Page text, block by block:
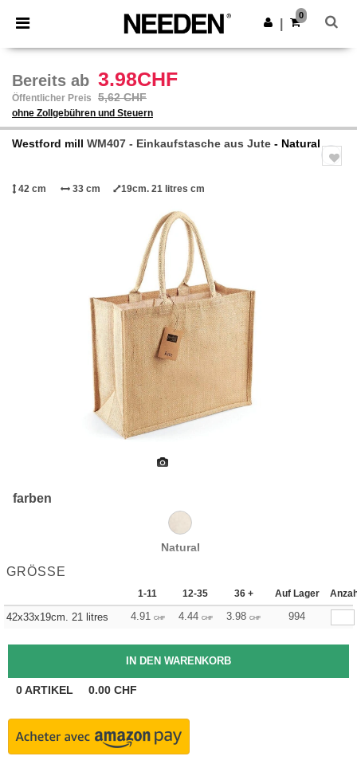
× Needen App
Bessere Preise in der App!
App holen
0
Bereits ab 3.98CHF
Öffentlicher Preis 5,62 CHF
ohne Zollgebühren und Steuern
Westford mill WM407 - Einkaufstasche aus Jute - Natural
42 cm 33 cm 19cm. 21 litres cm
farben
Natural
GRÖSSE
1-11 12-35 36 + Auf Lager
42x33x19cm. 21 litres 4.91 CHF 4.44 CHF 3.98 CHF 994
0ARTIKEL 0.00 CHF